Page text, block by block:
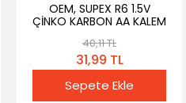
OEM, SUPEX R6 1.5V
ÇİNKO KARBON AA KALEM
40,11 TL
31,99 TL
Sepete Ekle